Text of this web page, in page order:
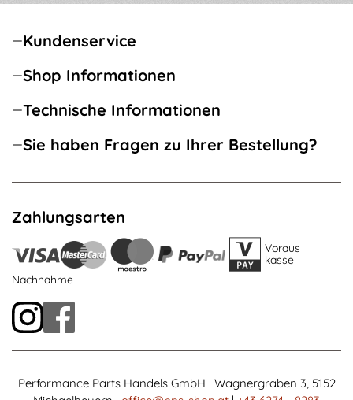
Kundenservice
Shop Informationen
Technische Informationen
Sie haben Fragen zu Ihrer Bestellung?
Zahlungsarten
Voraus
kasse
Nachnahme
Performance Parts Handels GmbH | Wagnergraben 3, 5152